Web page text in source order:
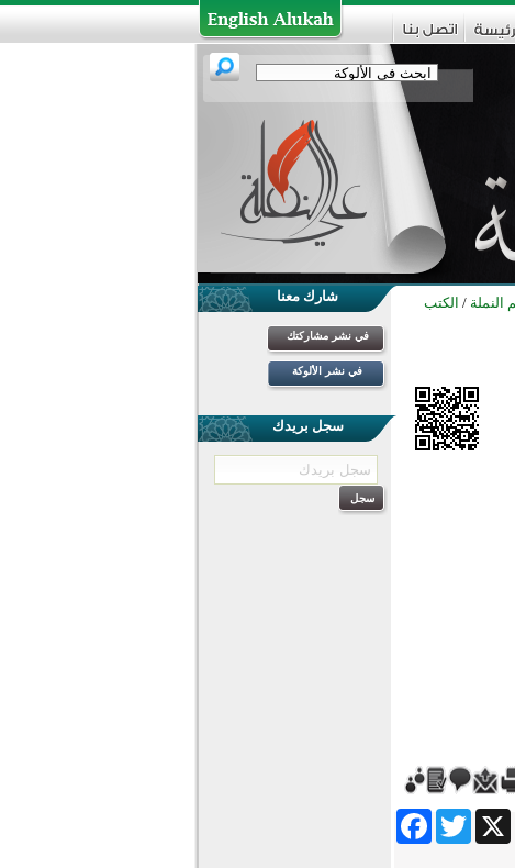
النملة / الكتب
FacebookTwitter X
شارك معنا
في نشر مشاركتك
في نشر الألوكة
سجل بريدك